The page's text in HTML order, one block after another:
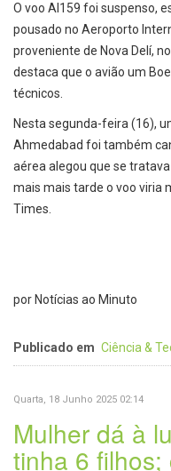
O voo AI159 foi suspenso,
pousado no Aeroporto
proveniente de Nova Delí,
destaca que o avião um
técnicos.
Nesta segunda-feira (16),
Ahmedabad foi também
aérea alegou que se
mais mais tarde o voo viria
Times.
por Notícias ao Minuto
Publicado em Ciência &
Quarta, 18 Junho 2025 02:14
Mulher dá à
tinha 6